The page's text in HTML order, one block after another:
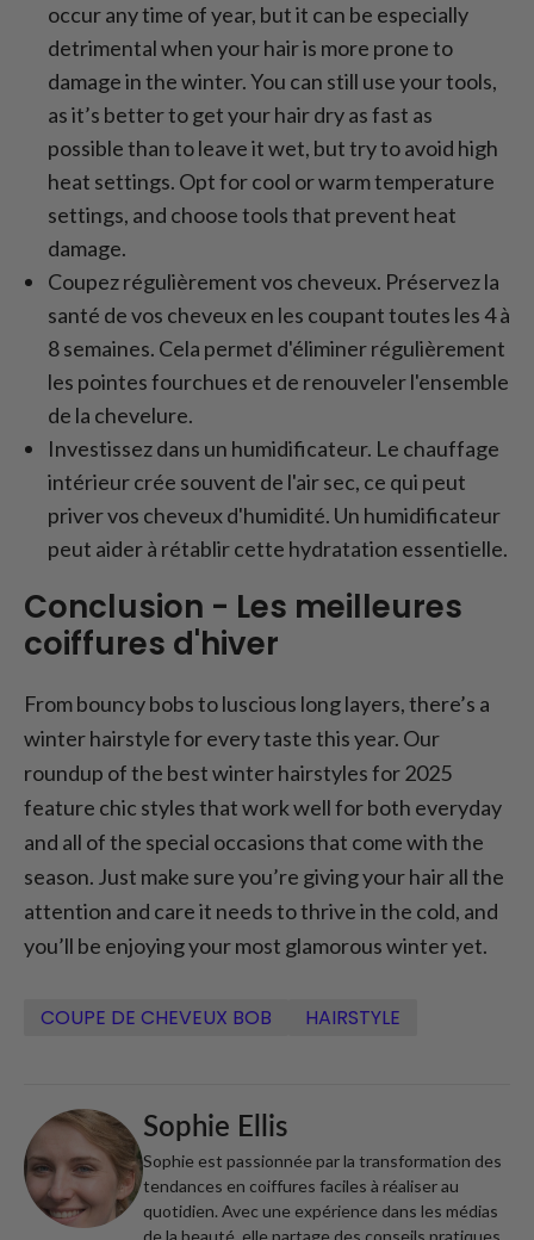
occur any time of year, but it can be especially
detrimental when your hair is more prone to
damage in the winter. You can still use your tools,
as it’s better to get your hair dry as fast as
possible than to leave it wet, but try to avoid high
heat settings. Opt for cool or warm temperature
settings, and choose tools that prevent heat
damage.
Coupez régulièrement vos cheveux. Préservez la
santé de vos cheveux en les coupant toutes les 4 à
8 semaines. Cela permet d'éliminer régulièrement
les pointes fourchues et de renouveler l'ensemble
de la chevelure.
Investissez dans un humidificateur. Le chauffage
intérieur crée souvent de l'air sec, ce qui peut
priver vos cheveux d'humidité. Un humidificateur
peut aider à rétablir cette hydratation essentielle.
Conclusion - Les meilleures
coiffures d'hiver
From bouncy bobs to luscious long layers, there’s a
winter hairstyle for every taste this year. Our
roundup of the best winter hairstyles for 2025
feature chic styles that work well for both everyday
and all of the special occasions that come with the
season. Just make sure you’re giving your hair all the
attention and care it needs to thrive in the cold, and
you’ll be enjoying your most glamorous winter yet.
COUPE DE CHEVEUX BOB HAIRSTYLE
Sophie Ellis
Sophie est passionnée par la transformation des
tendances en coiffures faciles à réaliser au
quotidien. Avec une expérience dans les médias